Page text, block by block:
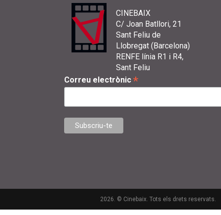
CINEBAIX
C/ Joan Batllori, 21
Sant Feliu de
Llobregat (Barcelona)
RENFE línia R1 i R4,
Sant Feliu
Correu electrònic *
2026. © Cinebaix. Tots els drets reservats.